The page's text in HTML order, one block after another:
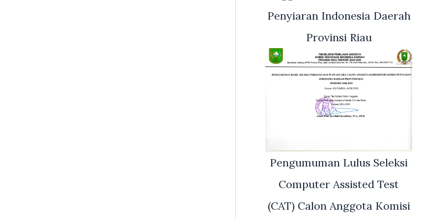
Penyiaran Indonesia Daerah
Provinsi Riau
Pengumuman Lulus Seleksi
Computer Assisted Test
(CAT) Calon Anggota Komisi